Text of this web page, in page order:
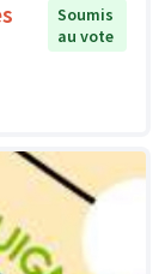
Soumis
au vote